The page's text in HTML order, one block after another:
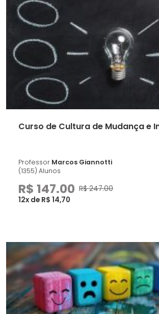
Curso de Cultura de Mudança e
Professor Marcos Giannotti
(1355) Alunos
R$ 147.00 R$ 247.00
12x de R$ 14,70